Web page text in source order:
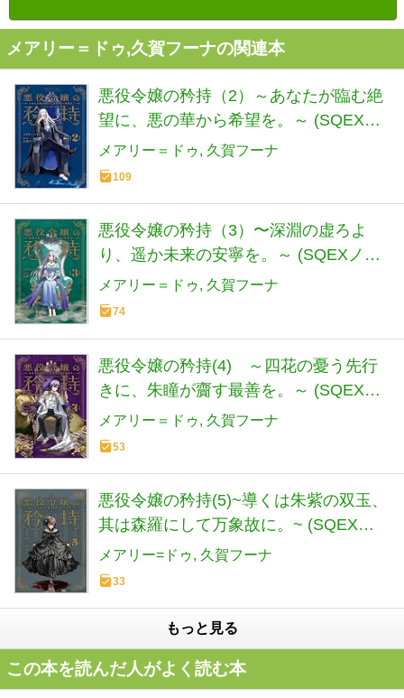
メアリー＝ドゥ,久賀フーナの関連本
悪役令嬢の矜持（2）～あなたが臨む絶
望に、悪の華から希望を。～ (SQEXノ
ベル)
メアリー＝ドゥ 久賀フーナ
109
悪役令嬢の矜持（3）〜深淵の虚ろよ
り、遥か未来の安寧を。～ (SQEXノベ
ル)
メアリー＝ドゥ 久賀フーナ
74
悪役令嬢の矜持(4) ～四花の憂う先行
きに、朱瞳が齎す最善を。～ (SQEXノ
ベル)
メアリー＝ドゥ 久賀フーナ
53
悪役令嬢の矜持(5)~導くは朱紫の双玉、
其は森羅にして万象故に。~ (SQEXノ
ベル)
メアリー=ドゥ 久賀フーナ
33
もっと見る
この本を読んだ人がよく読む本